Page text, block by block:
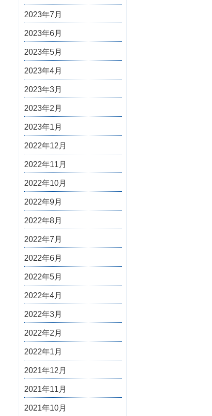
2023年7月
2023年6月
2023年5月
2023年4月
2023年3月
2023年2月
2023年1月
2022年12月
2022年11月
2022年10月
2022年9月
2022年8月
2022年7月
2022年6月
2022年5月
2022年4月
2022年3月
2022年2月
2022年1月
2021年12月
2021年11月
2021年10月